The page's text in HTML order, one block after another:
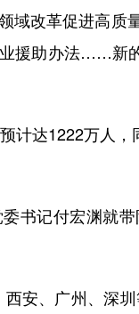
改革促进高质
援助办法……新
达1222万人，
记付宏渊就带
、广州、深圳